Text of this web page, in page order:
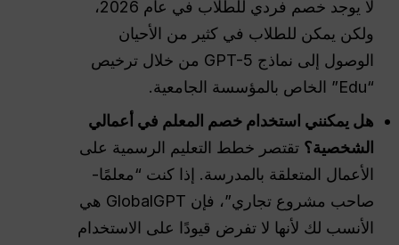
لا يوجد خصم فردي للطلاب في عام 2026،
ولكن يمكن للطلاب في كثير من الأحيان
الوصول إلى نماذج GPT-5 من خلال ترخيص
“Edu” الخاص بالمؤسسة الجامعية.
هل يمكنني استخدام خصم المعلم في أعمالي
الشخصية؟ تقتصر خطط التعليم الرسمية على
الأعمال المتعلقة بالمدرسة. إذا كنت “معلمًا-
صاحب مشروع تجاري”، فإن GlobalGPT هي
الأنسب لك لأنها لا تفرض قيودًا على الاستخدام